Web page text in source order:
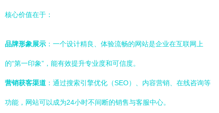
核心价值在于：
品牌形象展示 ：一个设计精良、体验流畅的网站是企业在互联网上
的“第一印象”，能有效提升专业度和可信度。
营销获客渠道 ：通过搜索引擎优化（SEO）、内容营销、在线咨询等
功能，网站可以成为24小时不间断的销售与客服中心。